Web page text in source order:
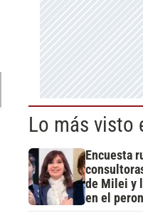
Lo más visto
Encuesta
de Milei y
en el